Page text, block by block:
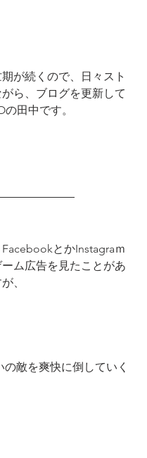
が続くので、日々スト
ら、ブログを更新して
田中です。
とかInstagraｍ
ム広告を見たことがあ
、
の敵を爽快に倒していく